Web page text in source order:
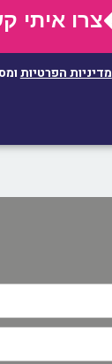
צרו איתי
מדיניות הפרטיות